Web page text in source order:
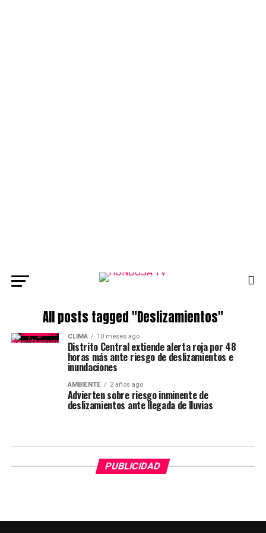
All posts tagged "Deslizamientos"
CLIMA 10 meses ago
Distrito Central extiende alerta roja por 48
horas más ante riesgo de deslizamientos e
inundaciones
AMBIENTE 2 años ago
Advierten sobre riesgo inminente de
deslizamientos ante llegada de lluvias
PUBLICIDAD